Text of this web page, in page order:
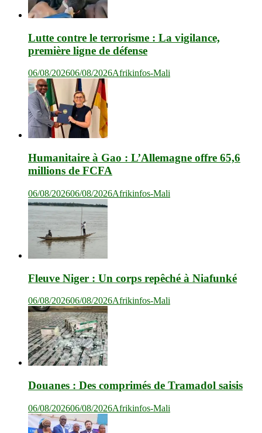
Lutte contre le terrorisme : La vigilance,
première ligne de défense
06/08/202606/08/2026Afrikinfos-Mali
Humanitaire à Gao : L’Allemagne offre 65,6
millions de FCFA
06/08/202606/08/2026Afrikinfos-Mali
Fleuve Niger : Un corps repêché à Niafunké
06/08/202606/08/2026Afrikinfos-Mali
Douanes : Des comprimés de Tramadol saisis
06/08/202606/08/2026Afrikinfos-Mali